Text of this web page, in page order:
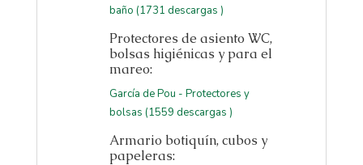
baño (1731 descargas )
Protectores de asiento WC,
bolsas higiénicas y para el
mareo:
García de Pou - Protectores y
bolsas (1559 descargas )
Armario botiquín, cubos y
papeleras: